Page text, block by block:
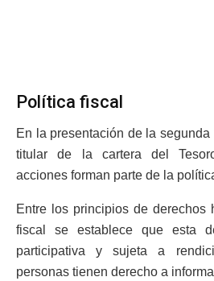
Política fiscal
En la presentación de la segunda
titular de la cartera del
acciones forman parte de la
Entre los principios de derechos
fiscal se establece que esta
participativa y sujeta a
personas tienen derecho a